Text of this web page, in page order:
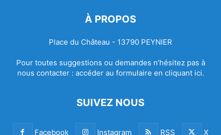
À PROPOS
Place du Château - 13790 PEYNIER
Pour toutes suggestions ou demandes n’hésitez pas à
nous contacter : accéder au formulaire en cliquant ici.
SUIVEZ NOUS
Facebook Instagram RSS X